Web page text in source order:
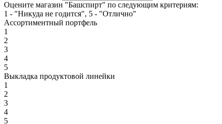
Оцените магазин "Башспирт" по следующим критериям:
1 - "Никуда не годится", 5 - "Отлично"
Ассортиментный портфель
1
2
3
4
5
Выкладка продуктовой линейки
1
2
3
4
5